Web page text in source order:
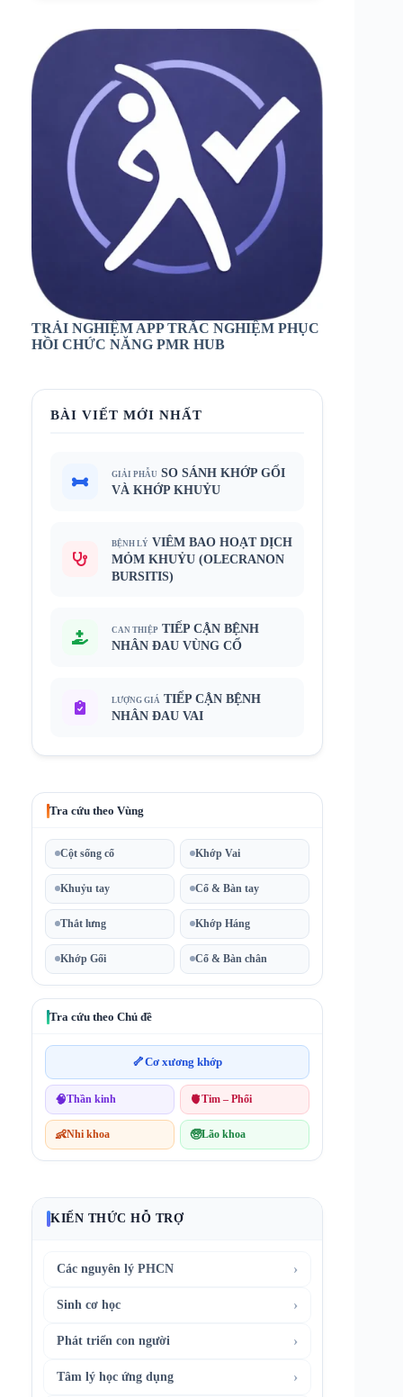
TRẢI NGHIỆM APP TRẮC NGHIỆM PHỤC
HỒI CHỨC NĂNG PMR HUB
BÀI VIẾT MỚI NHẤT
GIẢI PHẪU SO SÁNH KHỚP GỐI
VÀ KHỚP KHUỶU
BỆNH LÝ VIÊM BAO HOẠT DỊCH
MỎM KHUỶU (OLECRANON
BURSITIS)
CAN THIỆP TIẾP CẬN BỆNH
NHÂN ĐAU VÙNG CỔ
LƯỢNG GIÁ TIẾP CẬN BỆNH
NHÂN ĐAU VAI
Tra cứu theo Vùng
Cột sống cổ Khớp Vai
Khuỷu tay Cổ & Bàn tay
Thắt lưng Khớp Háng
Khớp Gối Cổ & Bàn chân
Tra cứu theo Chủ đề
🦴Cơ xương khớp
🧠Thần kinh 🫀Tim – Phổi
👶Nhi khoa 🧓Lão khoa
KIẾN THỨC HỖ TRỢ
Các nguyên lý PHCN ›
Sinh cơ học ›
Phát triển con người ›
Tâm lý học ứng dụng ›